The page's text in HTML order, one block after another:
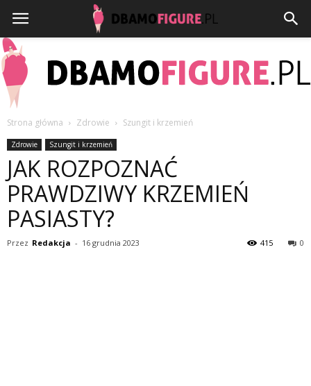
Strona główna Zdrowie Szungit i krzemień
Zdrowie Szungit i krzemień
JAK ROZPOZNAĆ
PRAWDZIWY KRZEMIEŃ
PASIASTY?
Przez Redakcja - 16 grudnia 2023 0
415